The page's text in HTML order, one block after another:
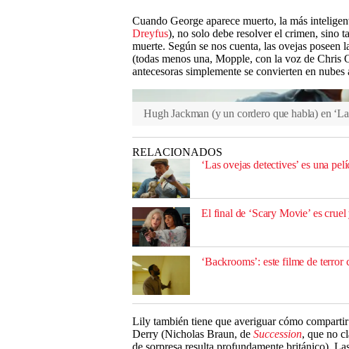
Cuando George aparece muerto, la más
Dreyfus), no solo debe resolver el crimen, sino
muerte. Según se nos cuenta, las ovejas
(todas menos una, Mopple, con la voz de Chris
antecesoras simplemente se convierten en
Hugh Jackman (y un cordero que habla) en
RELACIONADOS
‘Las ovejas detectives’ es una
El final de ‘Scary Movie’ es
‘Backrooms’: este filme de
Lily también tiene que averiguar cómo
Derry (Nicholas Braun, de Succession, que no
de sorpresa resulta profundamente británico).